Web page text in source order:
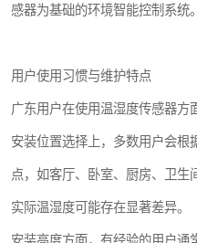
感器为基础的环境智能控制系统。
用户使用习惯与维护特点
广东用户在使用温湿度传感器方
安装位置选择上，多数用户会根
点，如客厅、卧室、厨房、卫
实际温湿度可能存在显著差异。